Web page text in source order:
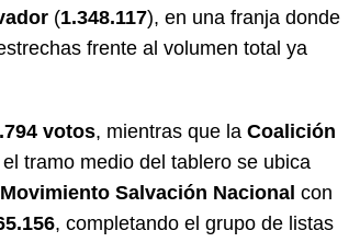
(1.348.117), en una franja donde
frente al volumen total ya
votos, mientras que la Coalición
tramo medio del tablero se ubica
Movimiento Salvación Nacional con
, completando el grupo de listas